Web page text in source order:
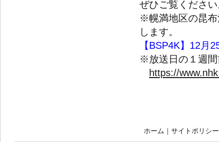
ぜひご覧くださ
※幌満地区の昆布
します。
【BSP4K】 12 月
※放送日の１週間
https://
ホーム ｜ サイトポリシー